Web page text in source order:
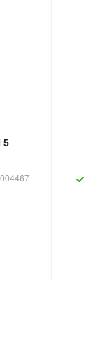
5